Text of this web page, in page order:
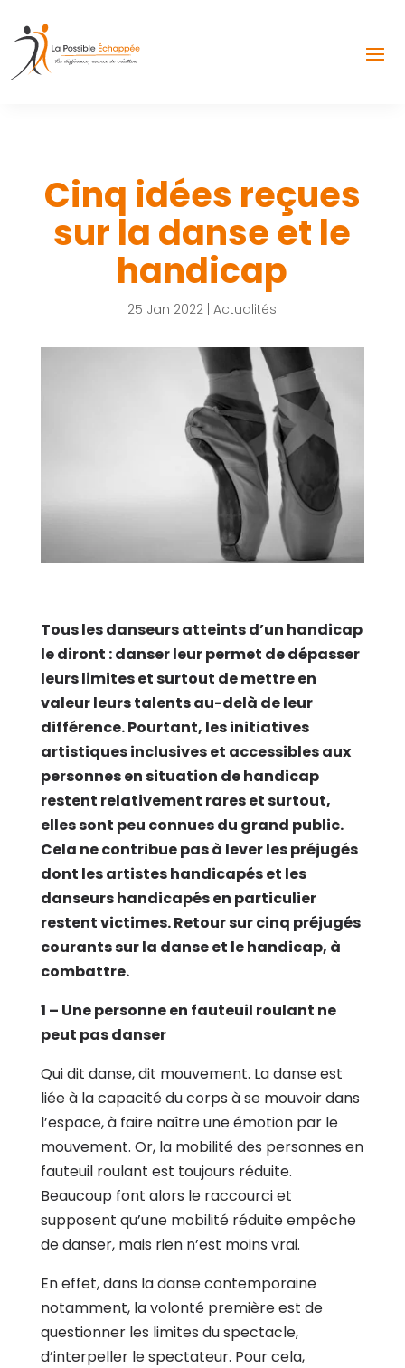
Cinq idées reçues
sur la danse et le
handicap
25 Jan 2022 |Actualités
Tous les danseurs atteints d’un handicap
le diront : danser leur permet de dépasser
leurs limites et surtout de mettre en
valeur leurs talents au-delà de leur
différence. Pourtant, les initiatives
artistiques inclusives et accessibles aux
personnes en situation de handicap
restent relativement rares et surtout,
elles sont peu connues du grand public.
Cela ne contribue pas à lever les préjugés
dont les artistes handicapés et les
danseurs handicapés en particulier
restent victimes. Retour sur cinq préjugés
courants sur la danse et le handicap, à
combattre.
1 – Une personne en fauteuil roulant ne
peut pas danser
Qui dit danse, dit mouvement. La danse est
liée à la capacité du corps à se mouvoir dans
l’espace, à faire naître une émotion par le
mouvement. Or, la mobilité des personnes en
fauteuil roulant est toujours réduite.
Beaucoup font alors le raccourci et
supposent qu’une mobilité réduite empêche
de danser, mais rien n’est moins vrai.
En effet, dans la danse contemporaine
notamment, la volonté première est de
questionner les limites du spectacle,
d’interpeller le spectateur. Pour cela,